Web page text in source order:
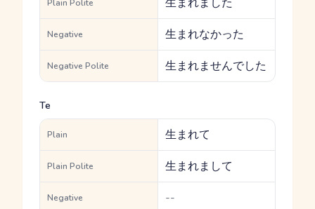
Plain Polite
Negative 生まれなかった
Negative Polite 生まれませんでした
Te
Plain 生まれて
Plain Polite 生まれまして
Negative --